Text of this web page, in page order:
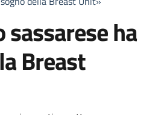
ha
Breast